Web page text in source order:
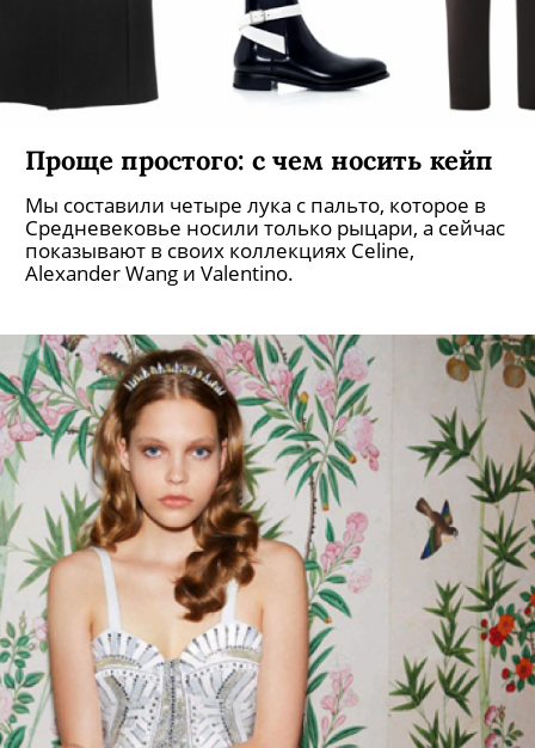
Проще простого: с чем носить кейп
Мы составили четыре лука с пальто, которое в
Средневековье носили только рыцари, а сейчас
показывают в своих коллекциях Celine,
Alexander Wang и Valentino.